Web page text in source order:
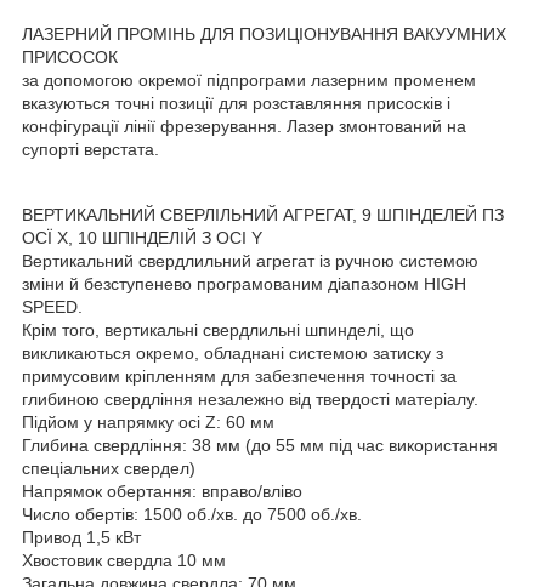
ЛАЗЕРНИЙ ПРОМІНЬ ДЛЯ ПОЗИЦІОНУВАННЯ ВАКУУМНИХ
ПРИСОСОК
за допомогою окремої підпрограми лазерним променем
вказуються точні позиції для розставляння присосків і
конфігурації лінії фрезерування. Лазер змонтований на
супорті верстата.
ВЕРТИКАЛЬНИЙ СВЕРЛІЛЬНИЙ АГРЕГАТ, 9 ШПІНДЕЛЕЙ ПЗ
ОСЇ X, 10 ШПІНДЕЛІЙ З ОСІ Y
Вертикальний свердлильний агрегат із ручною системою
зміни й безступенево програмованим діапазоном HIGH
SPEED.
Крім того, вертикальні свердлильні шпинделі, що
викликаються окремо, обладнані системою затиску з
примусовим кріпленням для забезпечення точності за
глибиною свердління незалежно від твердості матеріалу.
Підйом у напрямку осі Z: 60 мм
Глибина свердління: 38 мм (до 55 мм під час використання
спеціальних свердел)
Напрямок обертання: вправо/вліво
Число обертів: 1500 об./хв. до 7500 об./хв.
Привод 1,5 кВт
Хвостовик свердла 10 мм